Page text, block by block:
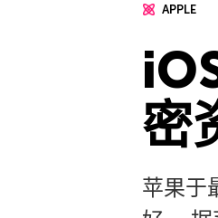
APPLE
密
苹果于